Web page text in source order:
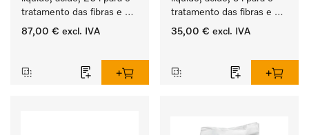
tratamento das fibras e
uma suavidade duradoura
87,00 € excl. IVA
tratamento das fibras e
uma suavidade duradoura
35,00 € excl. IVA